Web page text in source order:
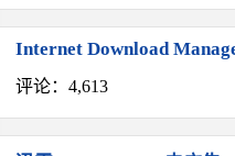
Internet Download
评论：4,613